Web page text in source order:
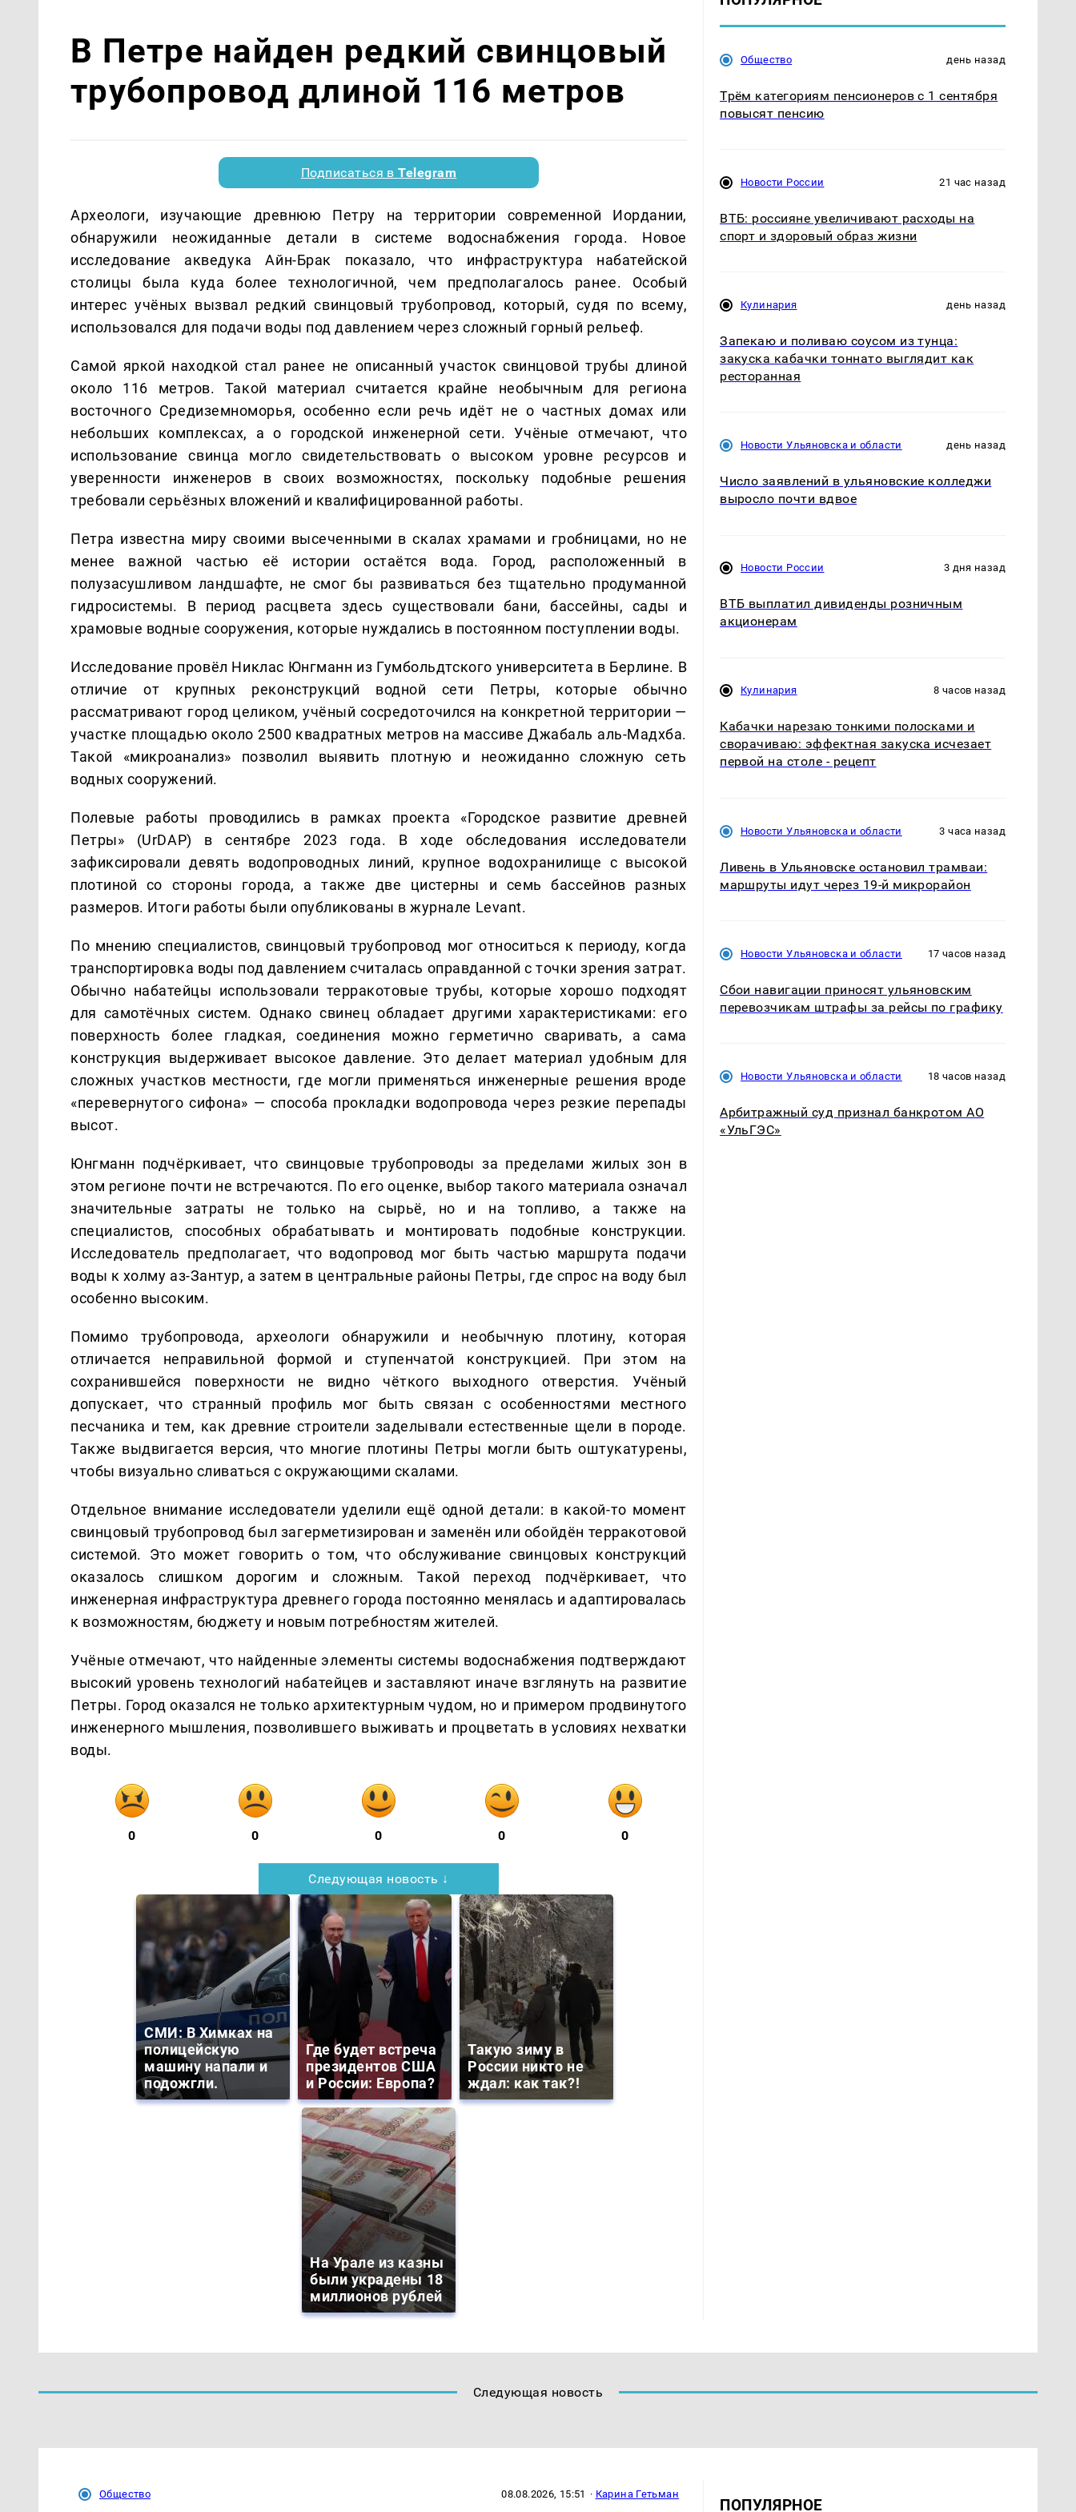
В Петре найден редкий свинцовый
трубопровод длиной 116 метров
Подписаться вTelegram
Археологи, изучающие древнюю Петру на территории современной Иордании,
обнаружили неожиданные детали в системе водоснабжения города. Новое
исследование акведука Айн-Брак показало, что инфраструктура набатейской
столицы была куда более технологичной, чем предполагалось ранее. Особый
интерес учёных вызвал редкий свинцовый трубопровод, который, судя по всему,
использовался для подачи воды под давлением через сложный горный рельеф.
Самой яркой находкой стал ранее не описанный участок свинцовой трубы длиной
около 116 метров. Такой материал считается крайне необычным для региона
восточного Средиземноморья, особенно если речь идёт не о частных домах или
небольших комплексах, а о городской инженерной сети. Учёные отмечают, что
использование свинца могло свидетельствовать о высоком уровне ресурсов и
уверенности инженеров в своих возможностях, поскольку подобные решения
требовали серьёзных вложений и квалифицированной работы.
Петра известна миру своими высеченными в скалах храмами и гробницами, но не
менее важной частью её истории остаётся вода. Город, расположенный в
полузасушливом ландшафте, не смог бы развиваться без тщательно продуманной
гидросистемы. В период расцвета здесь существовали бани, бассейны, сады и
храмовые водные сооружения, которые нуждались в постоянном поступлении воды.
Исследование провёл Никлас Юнгманн из Гумбольдтского университета в Берлине. В
отличие от крупных реконструкций водной сети Петры, которые обычно
рассматривают город целиком, учёный сосредоточился на конкретной территории —
участке площадью около 2500 квадратных метров на массиве Джабаль аль-Мадхба.
Такой «микроанализ» позволил выявить плотную и неожиданно сложную сеть
водных сооружений.
Полевые работы проводились в рамках проекта «Городское развитие древней
Петры» (UrDAP) в сентябре 2023 года. В ходе обследования исследователи
зафиксировали девять водопроводных линий, крупное водохранилище с высокой
плотиной со стороны города, а также две цистерны и семь бассейнов разных
размеров. Итоги работы были опубликованы в журнале Levant.
По мнению специалистов, свинцовый трубопровод мог относиться к периоду, когда
транспортировка воды под давлением считалась оправданной с точки зрения затрат.
Обычно набатейцы использовали терракотовые трубы, которые хорошо подходят
для самотёчных систем. Однако свинец обладает другими характеристиками: его
поверхность более гладкая, соединения можно герметично сваривать, а сама
конструкция выдерживает высокое давление. Это делает материал удобным для
сложных участков местности, где могли применяться инженерные решения вроде
«перевернутого сифона» — способа прокладки водопровода через резкие перепады
высот.
Юнгманн подчёркивает, что свинцовые трубопроводы за пределами жилых зон в
этом регионе почти не встречаются. По его оценке, выбор такого материала означал
значительные затраты не только на сырьё, но и на топливо, а также на
специалистов, способных обрабатывать и монтировать подобные конструкции.
Исследователь предполагает, что водопровод мог быть частью маршрута подачи
воды к холму аз-Зантур, а затем в центральные районы Петры, где спрос на воду был
особенно высоким.
Помимо трубопровода, археологи обнаружили и необычную плотину, которая
отличается неправильной формой и ступенчатой конструкцией. При этом на
сохранившейся поверхности не видно чёткого выходного отверстия. Учёный
допускает, что странный профиль мог быть связан с особенностями местного
песчаника и тем, как древние строители заделывали естественные щели в породе.
Также выдвигается версия, что многие плотины Петры могли быть оштукатурены,
чтобы визуально сливаться с окружающими скалами.
Отдельное внимание исследователи уделили ещё одной детали: в какой-то момент
свинцовый трубопровод был загерметизирован и заменён или обойдён терракотовой
системой. Это может говорить о том, что обслуживание свинцовых конструкций
оказалось слишком дорогим и сложным. Такой переход подчёркивает, что
инженерная инфраструктура древнего города постоянно менялась и адаптировалась
к возможностям, бюджету и новым потребностям жителей.
Учёные отмечают, что найденные элементы системы водоснабжения подтверждают
высокий уровень технологий набатейцев и заставляют иначе взглянуть на развитие
Петры. Город оказался не только архитектурным чудом, но и примером продвинутого
инженерного мышления, позволившего выживать и процветать в условиях нехватки
воды.
0 0 0 0 0
Следующая новость ↓
СМИ: В Химках на
полицейскую
машину напали и
подожгли.
Где будет встреча
президентов США
и России: Европа?
Такую зиму в
России никто не
ждал: как так?!
На Урале из казны
были украдены 18
миллионов рублей
Общество день назад
Трём категориям пенсионеров с 1 сентября
повысят пенсию
Новости России 21 час назад
ВТБ: россияне увеличивают расходы на
спорт и здоровый образ жизни
Кулинария день назад
Запекаю и поливаю соусом из тунца:
закуска кабачки тоннато выглядит как
ресторанная
Новости Ульяновска и области день назад
Число заявлений в ульяновские колледжи
выросло почти вдвое
Новости России 3 дня назад
ВТБ выплатил дивиденды розничным
акционерам
Кулинария 8 часов назад
Кабачки нарезаю тонкими полосками и
сворачиваю: эффектная закуска исчезает
первой на столе - рецепт
Новости Ульяновска и области 3 часа назад
Ливень в Ульяновске остановил трамваи:
маршруты идут через 19-й микрорайон
Новости Ульяновска и области 17 часов назад
Сбои навигации приносят ульяновским
перевозчикам штрафы за рейсы по графику
Новости Ульяновска и области 18 часов назад
Арбитражный суд признал банкротом АО
«УльГЭС»
Следующая новость
Общество 08.08.2026, 15:51 · Карина Гетьман
ПОПУЛЯРНОЕ